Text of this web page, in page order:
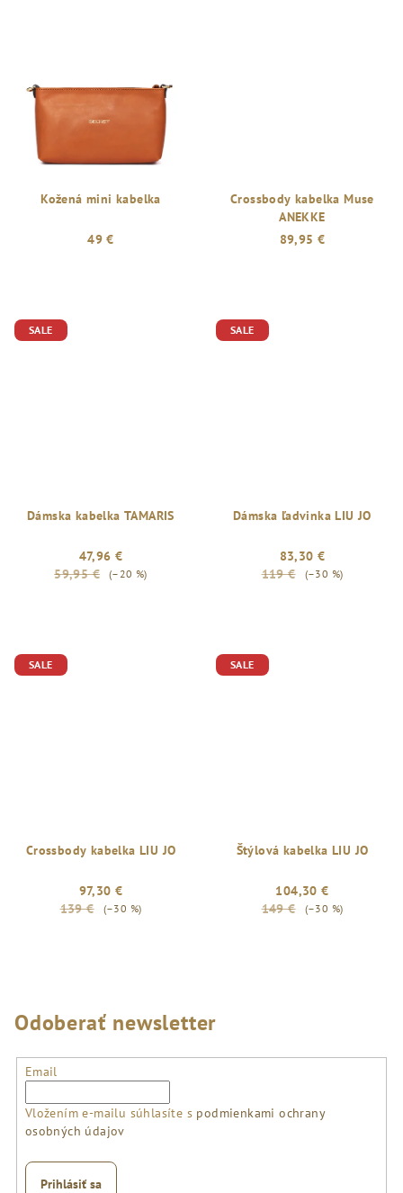
Kožená mini kabelka
49 €
Crossbody kabelka Muse
ANEKKE
89,95 €
SALE
Dámska kabelka TAMARIS
47,96 €
59,95 €
(–20 %)
SALE
Dámska ľadvinka LIU JO
83,30 €
119 €
(–30 %)
SALE
Crossbody kabelka LIU JO
97,30 €
139 €
(–30 %)
SALE
Štýlová kabelka LIU JO
104,30 €
149 €
(–30 %)
Odoberať newsletter
Email
Vložením e-mailu súhlasíte s podmienkami ochrany
osobných údajov
Prihlásiť sa